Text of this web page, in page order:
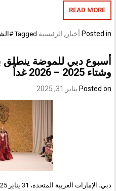
READ MORE
Posted in أخبار , الرئيسية Tagged
أسبوع دبي للموضة
وشتاء 2025 – 2026 غداً
Posted on يناير 31, 2025